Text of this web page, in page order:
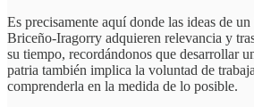
Es precisamente aquí donde las ideas de
Briceño-Iragorry adquieren relevancia y
su tiempo, recordándonos que desarrollar
patria también implica la voluntad de
comprenderla en la medida de lo posible.